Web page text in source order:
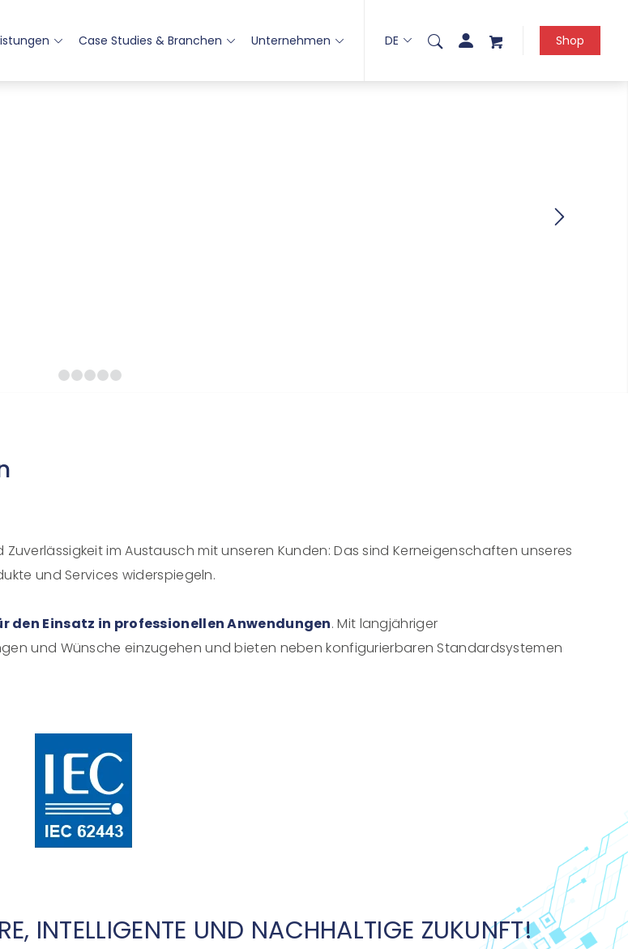
Case Studies & Branchen Unternehmen DE Shop
im Austausch mit unseren Kunden: Das sind Kerneigenschaften unseres
und Services widerspiegeln.
Einsatz in professionellen Anwendungen. Mit langjähriger
und Wünsche einzugehen und bieten neben konfigurierbaren Standardsystemen
in Class Cybersecurity
von ISA Secure / IEC 62443-4-2 mit dem Ansatz "Security by Design"
INTELLIGENTE UND NACHHALTIGE ZUKUNFT!